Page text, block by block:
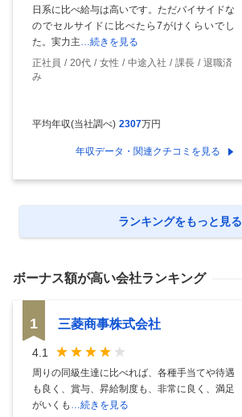
日系に比べ給与は高いです。ただバイサイドな
のでセルサイドに比べたら7がけくらいでし
た。実力主…続きを見る
正社員
20代 女性 中途入社 課長
退職済
み
平均年収(当社調べ) 2307万円
年収データ・関連クチコミを見る
ランキングをもっと見る
ボーナス額が高い会社ランキング
1 三菱商事株式会社
4.1
周りの同級生達に比べれば、各種手当てや待遇
も良く、賞与、昇給制度も、非常に良く、満足
がいくも …続きを見る